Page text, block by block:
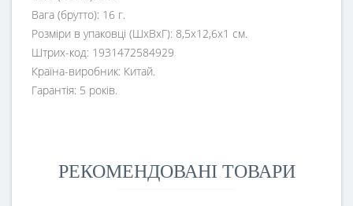
Вага (брутто): 16 г.
Розміри в упаковці (ШхВхГ): 8,5х12,6х1 см.
Штрих-код: 1931472584929
Країна-виробник: Китай.
Гарантія: 5 років.
РЕКОМЕНДОВАНІ ТОВАРИ